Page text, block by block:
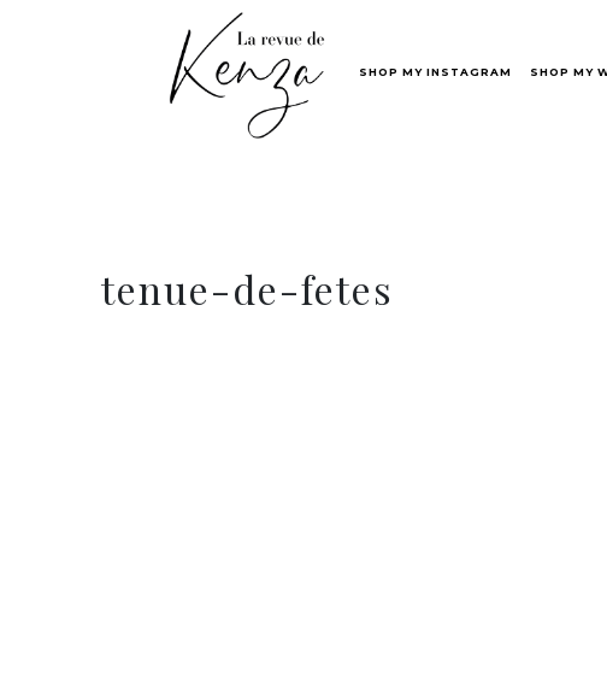
SHOP MY INSTAGRAM SHOP MY
tenue-de-fetes